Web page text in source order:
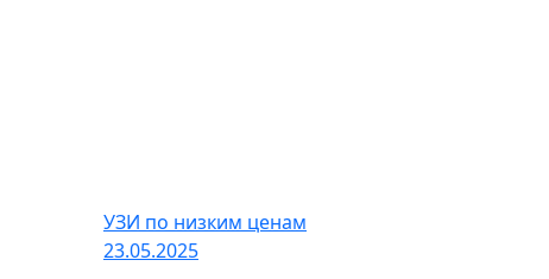
УЗИ по низким ценам
23.05.2025